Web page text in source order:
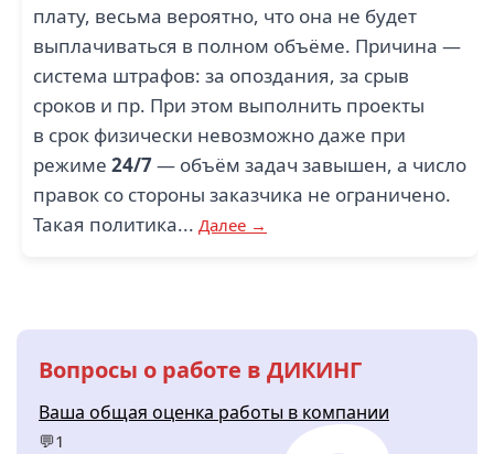
плату, весьма вероятно, что она не будет
выплачиваться в полном объёме. Причина —
система штрафов: за опоздания, за срыв
сроков и пр. При этом выполнить проекты
в срок физически невозможно даже при
режиме 24/7— объём задач завышен, а число
правок со стороны заказчика не ограничено.
Такая политика... Далее →
Вопросы о работе в ДИКИНГ
Ваша общая оценка работы в компании
💬1